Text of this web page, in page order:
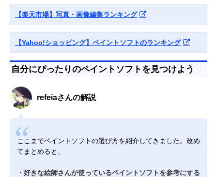
【楽天市場】写真・画像編集ランキング
【Yahoo!ショッピング】ペイントソフトのランキング
自分にぴったりのペイントソフトを見つけよう
refeiaさんの解説
ここまでペイントソフトの選び方を紹介してきました。改め
てまとめると、
・好きな絵師さんが使っているペイントソフトを参考にする